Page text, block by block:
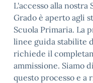
L'accesso alla
Grado è aperto agli
Scuola Primaria. La
linee guida stabilite
richiede il
ammissione. Siamo
questo processo e a